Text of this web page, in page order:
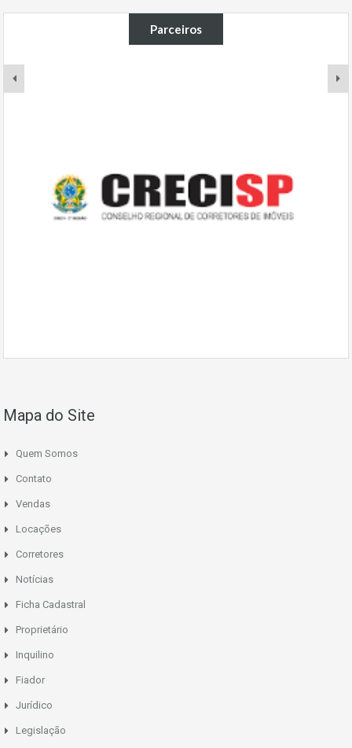
Parceiros
Mapa do Site
Quem Somos
Contato
Vendas
Locações
Corretores
Notícias
Ficha Cadastral
Proprietário
Inquilino
Fiador
Jurídico
Legislação